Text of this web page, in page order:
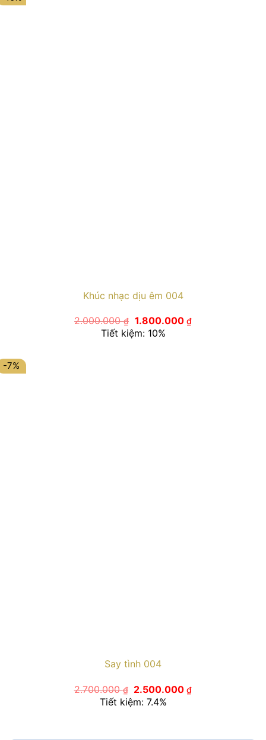
Khúc nhạc dịu êm 004
2.000.000₫ Giá
gốc
là:
1.800.000 ₫Giá
hiện
Tiết kiệm: 10%
-7%
Say tình 004
2.700.000₫
Giá
gốc
là:
2.500.000₫Giá
Tiết kiệm: 7.4%